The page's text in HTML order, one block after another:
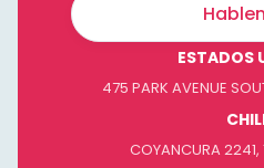
ESTADOS
475 PARK AVENUE
COYANCURA 2241,